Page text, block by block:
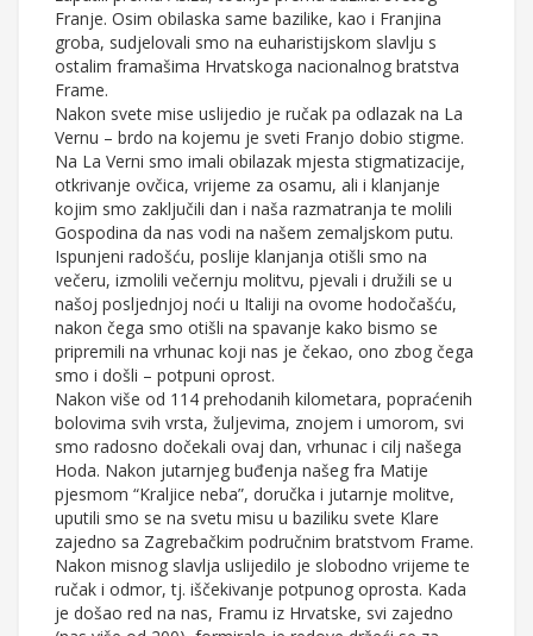
Franje. Osim obilaska same bazilike, kao i Franjina
groba, sudjelovali smo na euharistijskom slavlju s
ostalim framašima Hrvatskoga nacionalnog bratstva
Frame.
Nakon svete mise uslijedio je ručak pa odlazak na La
Vernu – brdo na kojemu je sveti Franjo dobio stigme.
Na La Verni smo imali obilazak mjesta stigmatizacije,
otkrivanje ovčica, vrijeme za osamu, ali i klanjanje
kojim smo zaključili dan i naša razmatranja te molili
Gospodina da nas vodi na našem zemaljskom putu.
Ispunjeni radošću, poslije klanjanja otišli smo na
večeru, izmolili večernju molitvu, pjevali i družili se u
našoj posljednjoj noći u Italiji na ovome hodočašću,
nakon čega smo otišli na spavanje kako bismo se
pripremili na vrhunac koji nas je čekao, ono zbog čega
smo i došli – potpuni oprost.
Nakon više od 114 prehodanih kilometara, popraćenih
bolovima svih vrsta, žuljevima, znojem i umorom, svi
smo radosno dočekali ovaj dan, vrhunac i cilj našega
Hoda. Nakon jutarnjeg buđenja našeg fra Matije
pjesmom “Kraljice neba”, doručka i jutarnje molitve,
uputili smo se na svetu misu u baziliku svete Klare
zajedno sa Zagrebačkim područnim bratstvom Frame.
Nakon misnog slavlja uslijedilo je slobodno vrijeme te
ručak i odmor, tj. iščekivanje potpunog oprosta. Kada
je došao red na nas, Framu iz Hrvatske, svi zajedno